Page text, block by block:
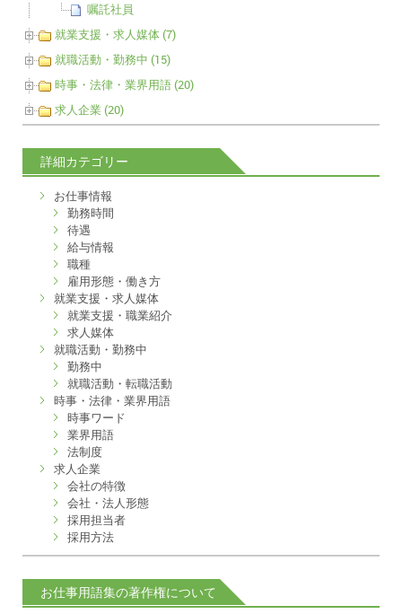
嘱託社員
就業支援・求人媒体 (7)
就職活動・勤務中 (15)
時事・法律・業界用語 (20)
求人企業 (20)
詳細カテゴリー
お仕事情報
勤務時間
待遇
給与情報
職種
雇用形態・働き方
就業支援・求人媒体
就業支援・職業紹介
求人媒体
就職活動・勤務中
勤務中
就職活動・転職活動
時事・法律・業界用語
時事ワード
業界用語
法制度
求人企業
会社の特徴
会社・法人形態
採用担当者
採用方法
お仕事用語集の著作権について